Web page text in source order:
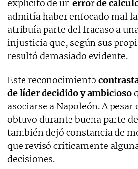
explícito de unerror de
admitía haber enfocado mal
atribuía parte del fracaso a
injusticia que, según sus
resultó demasiado evidente.
Este reconocimiento
de líder decidido y ambicioso
asociarse a Napoleón. A pesar
obtuvo durante buena parte
también dejó constancia de
que revisó críticamente
decisiones.